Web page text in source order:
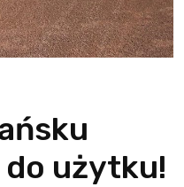
użytku!